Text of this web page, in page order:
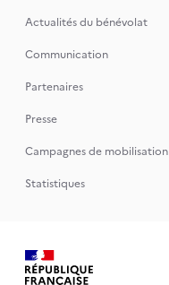
Actualités du bénévolat
Communication
Partenaires
Presse
Campagnes de mobilisation
Statistiques